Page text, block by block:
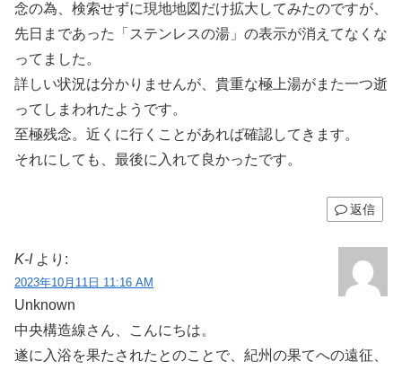
念の為、検索せずに現地地図だけ拡大してみたのですが、
先日まであった「ステンレスの湯」の表示が消えてなくな
ってました。
詳しい状況は分かりませんが、貴重な極上湯がまた一つ逝
ってしまわれたようです。
至極残念。近くに行くことがあれば確認してきます。
それにしても、最後に入れて良かったです。
返信
K-I より:
2023年10月11日 11:16 AM
Unknown
中央構造線さん、こんにちは。
遂に入浴を果たされたとのことで、紀州の果てへの遠征、